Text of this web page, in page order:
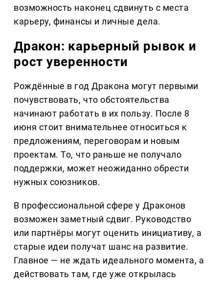
возможность наконец сдвинуть с места
карьеру, финансы и личные дела.
Дракон: карьерный рывок и
рост уверенности
Рождённые в год Дракона могут первыми
почувствовать, что обстоятельства
начинают работать в их пользу. После 8
июня стоит внимательнее относиться к
предложениям, переговорам и новым
проектам. То, что раньше не получало
поддержки, может неожиданно обрести
нужных союзников.
В профессиональной сфере у Драконов
возможен заметный сдвиг. Руководство
или партнёры могут оценить инициативу, а
старые идеи получат шанс на развитие.
Главное — не ждать идеального момента, а
действовать там, где уже открылась